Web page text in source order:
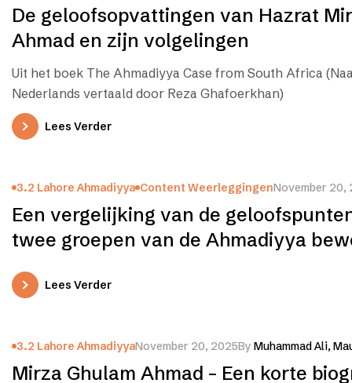
De geloofsopvattingen van Hazrat
Ahmad en zijn volgelingen
Uit het boek The Ahmadiyya Case from South Africa
Nederlands vertaald door Reza Ghafoerkhan)
Lees Verder
3.2 Lahore Ahmadiyya Content WeerleggingenNovember 20,
Een vergelijking van de
twee groepen van de Ahmadiyya
Lees Verder
3.2 Lahore AhmadiyyaNovember 20, 2025By Muhammad Ali,
Mirza Ghulam Ahmad – Een korte